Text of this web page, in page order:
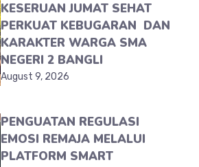
KESERUAN JUMAT SEHAT
PERKUAT KEBUGARAN DAN
KARAKTER WARGA SMA
NEGERI 2 BANGLI
August 9, 2026
PENGUATAN REGULASI
EMOSI REMAJA MELALUI
PLATFORM SMART